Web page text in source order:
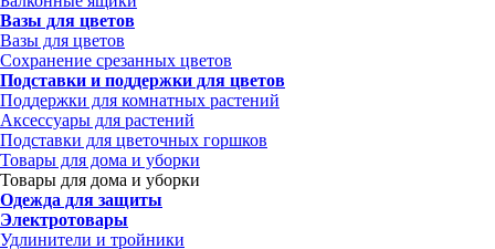
Вазы для цветов
Вазы для цветов
Сохранение срезанных цветов
Подставки и поддержки для цветов
Поддержки для комнатных растений
Аксессуары для растений
Подставки для цветочных горшков
Товары для дома и уборки
Товары для дома и уборки
Одежда для защиты
Электротовары
Удлинители и тройники